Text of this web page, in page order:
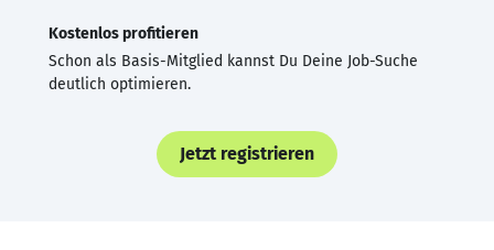
Kostenlos profitieren
Schon als Basis-Mitglied kannst Du Deine Job-Suche
deutlich optimieren.
Jetzt registrieren